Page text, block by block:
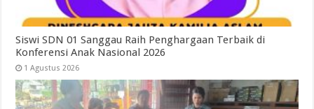
Siswi SDN 01 Sanggau Raih Penghargaan Terbaik di
Konferensi Anak Nasional 2026
1 Agustus 2026